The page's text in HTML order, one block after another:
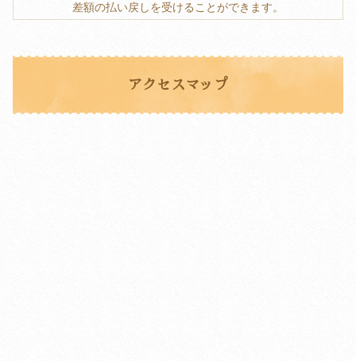
差額の払い戻しを受けることができます。
アクセスマップ